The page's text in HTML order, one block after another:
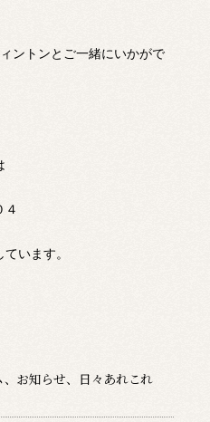
ントンとご一緒にいかがで
４
います。
、 お知らせ、 日々あれこれ